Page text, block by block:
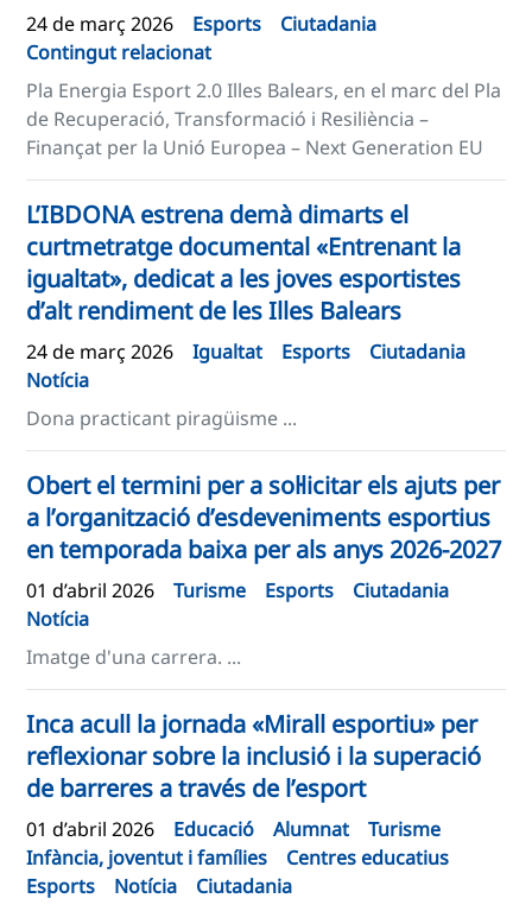
24 de març 2026 Esports
Ciutadania
Contingut relacionat
Pla Energia Esport 2.0 Illes Balears, en el marc del Pla
de Recuperació, Transformació i Resiliència –
Finançat per la Unió Europea – Next Generation EU
L’IBDONA estrena demà dimarts el
curtmetratge documental «Entrenant la
igualtat», dedicat a les joves esportistes
d’alt rendiment de les Illes Balears
24 de març 2026 Igualtat Esports
Ciutadania
Notícia
Dona practicant piragüisme ...
Obert el termini per a sol·licitar els ajuts per
a l’organització d’esdeveniments esportius
en temporada baixa per als anys 2026-2027
01 d’abril 2026 Turisme Esports
Ciutadania
Notícia
Imatge d'una carrera. ...
Inca acull la jornada «Mirall esportiu» per
reflexionar sobre la inclusió i la superació
de barreres a través de l’esport
01 d’abril 2026 Educació Alumnat
Turisme
Infància, joventut i famílies
Centres educatius
Esports
Notícia Ciutadania